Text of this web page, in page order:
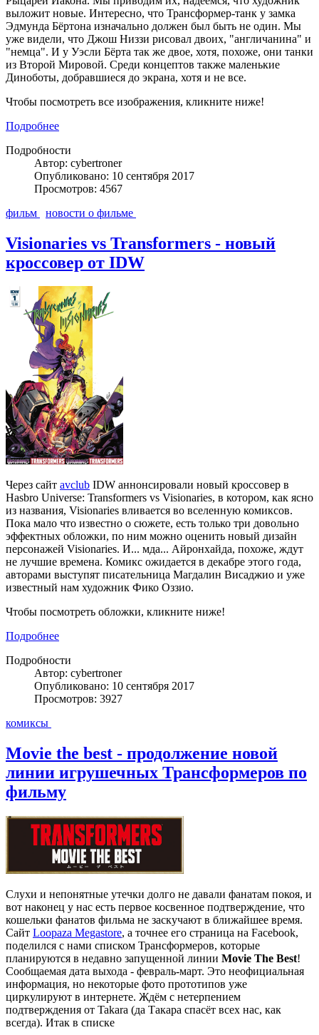
выложит новые. Интересно, что Трансформер-танк у замка
Эдмунда Бёртона изначально должен был быть не один. Мы
уже видели, что Джош Низзи рисовал двоих, "англичанина" и
"немца". И у Уэсли Бёрта так же двое, хотя, похоже, они танки
из Второй Мировой. Среди концептов также маленькие
Диноботы, добравшиеся до экрана, хотя и не все.
Чтобы посмотреть все изображения, кликните ниже!
Подробнее
Подробности
Автор: cybertroner
Опубликовано: 10 сентября 2017
Просмотров: 4567
фильм
новости о фильме
Visionaries vs Transformers - новый
кроссовер от IDW
Через сайт avclub IDW аннонсировали новый кроссовер в
Hasbro Universe: Transformers vs Visionaries, в котором, как ясно
из названия, Visionaries вливается во вселенную комиксов.
Пока мало что известно о сюжете, есть только три довольно
эффектных обложки, по ним можно оценить новый дизайн
персонажей Visionaries. И... мда... Айронхайда, похоже, ждут
не лучшие времена. Комикс ожидается в декабре этого года,
авторами выступят писательница Магдалин Висаджио и уже
известный нам художник Фико Оззио.
Чтобы посмотреть обложки, кликните ниже!
Подробнее
Подробности
Автор: cybertroner
Опубликовано: 10 сентября 2017
Просмотров: 3927
комиксы
Movie the best - продолжение новой
линии игрушечных Трансформеров по
фильму
Слухи и непонятные утечки долго не давали фанатам покоя, и
вот наконец у нас есть первое косвенное подтверждение, что
кошельки фанатов фильма не заскучают в ближайшее время.
Сайт Loopaza Megastore, а точнее его страница на Facebook,
поделился с нами списком Трансформеров, которые
планируются в недавно запущенной линии Movie The Best!
Сообщаемая дата выхода - февраль-март. Это неофициальная
информация, но некоторые фото прототипов уже
циркулируют в интернете. Ждём с нетерпением
подтверждения от Takara (да Такара спасёт всех нас, как
всегда). Итак в списке